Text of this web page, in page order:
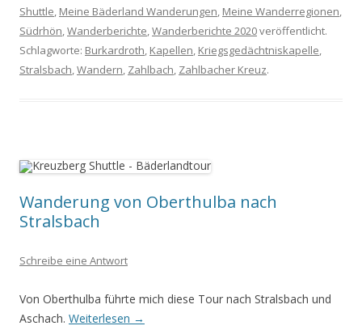
Shuttle, Meine Bäderland Wanderungen, Meine Wanderregionen,
Südrhön,Wanderberichte,Wanderberichte 2020veröffentlicht.
Schlagworte: Burkardroth, Kapellen, Kriegsgedächtniskapelle,
Stralsbach,Wandern, Zahlbach, Zahlbacher Kreuz.
Wanderung von Oberthulba nach
Stralsbach
Schreibe eine Antwort
Von Oberthulba führte mich diese Tour nach Stralsbach und
Aschach. Weiterlesen →